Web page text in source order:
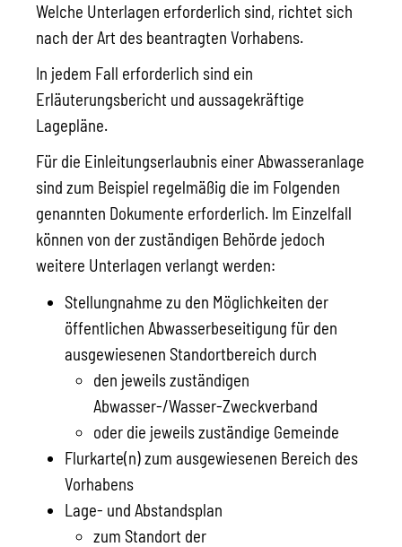
Welche Unterlagen erforderlich sind, richtet sich
nach der Art des beantragten Vorhabens.
In jedem Fall erforderlich sind ein
Erläuterungsbericht und aussagekräftige
Lagepläne.
Für die Einleitungserlaubnis einer Abwasseranlage
sind zum Beispiel regelmäßig die im Folgenden
genannten Dokumente erforderlich. Im Einzelfall
können von der zuständigen Behörde jedoch
weitere Unterlagen verlangt werden:
Stellungnahme zu den Möglichkeiten der
öffentlichen Abwasserbeseitigung für den
ausgewiesenen Standortbereich durch
den jeweils zuständigen
Abwasser-/Wasser-Zweckverband
oder die jeweils zuständige Gemeinde
Flurkarte(n) zum ausgewiesenen Bereich des
Vorhabens
Lage- und Abstandsplan
zum Standort der